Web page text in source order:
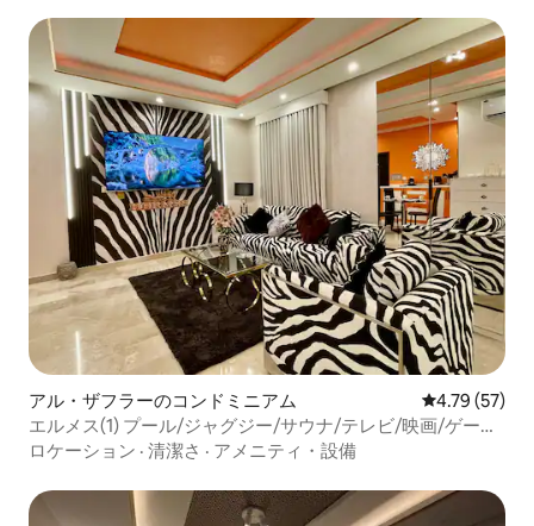
アル・ザフラーのコンドミニアム レビュー57
4.79 (57)
エルメス(1) プール/ジャグジー/サウナ/テレビ/映画/ゲーム
ルーム
ロケーション · 清潔さ · アメニティ・設備